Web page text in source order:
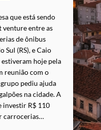
que está sendo
venture entre as
de ônibus
Sul (RS), e Caio
estiveram hoje pela
reunião com o
pediu ajuda
na cidade. A
investir R$ 110
carrocerias…